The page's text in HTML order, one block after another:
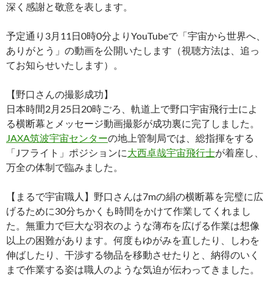
深く感謝と敬意を表します。
予定通り3月11日0時0分よりYouTubeで「宇宙から世界へ、
ありがとう」の動画を公開いたします（視聴方法は、追っ
てお知らせいたします）。
【野口さんの撮影成功】
日本時間2月25日20時ごろ、軌道上で野口宇宙飛行士によ
る横断幕とメッセージ動画撮影が成功裏に完了しました。
JAXA筑波宇宙センターの地上管制局では、総指揮をする
「Jフライト」ポジションに大西卓哉宇宙飛行士が着座し、
万全の体制で臨みました。
【まるで宇宙職人】野口さんは7mの絹の横断幕を完璧に広
げるために30分ちかくも時間をかけて作業してくれまし
た。無重力で巨大な羽衣のような薄布を広げる作業は想像
以上の困難があります。何度もゆがみを直したり、しわを
伸ばしたり、干渉する物品を移動させたりと、納得のいく
まで作業する姿は職人のような気迫が伝わってきました。